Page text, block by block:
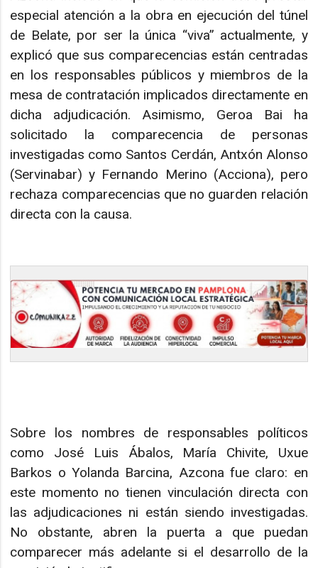
especial atención a la obra en ejecución del túnel
de Belate, por ser la única “viva” actualmente, y
explicó que sus comparecencias están centradas
en los responsables públicos y miembros de la
mesa de contratación implicados directamente en
dicha adjudicación. Asimismo, Geroa Bai ha
solicitado la comparecencia de personas
investigadas como Santos Cerdán, Antxón Alonso
(Servinabar) y Fernando Merino (Acciona), pero
rechaza comparecencias que no guarden relación
directa con la causa.
Sobre los nombres de responsables políticos
como José Luis Ábalos, María Chivite, Uxue
Barkos o Yolanda Barcina, Azcona fue claro: en
este momento no tienen vinculación directa con
las adjudicaciones ni están siendo investigadas.
No obstante, abren la puerta a que puedan
comparecer más adelante si el desarrollo de la